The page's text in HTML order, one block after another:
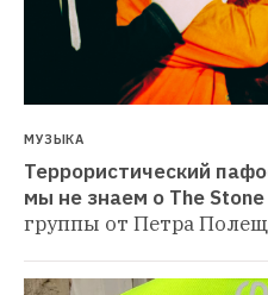
МУЗЫКА
Террористический
мы не знаем о The
группы от Петра